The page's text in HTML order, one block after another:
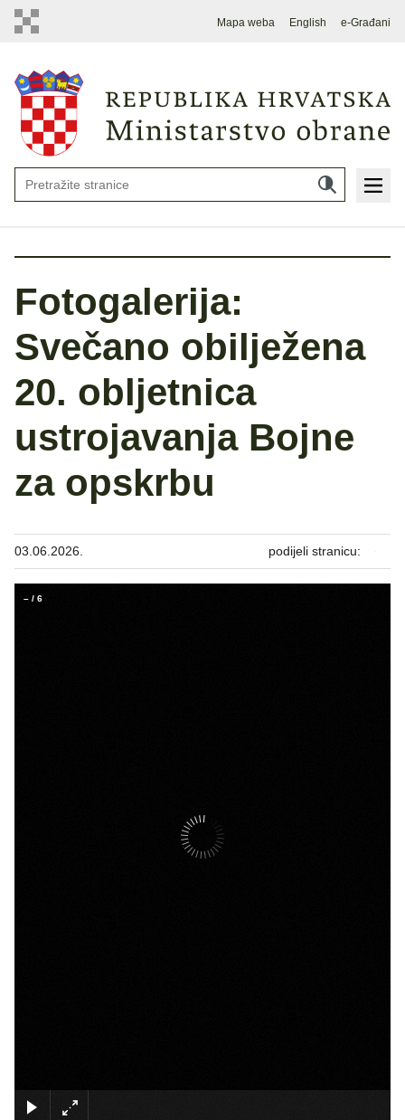
Mapa weba English e-Građani
Fotogalerija:
Svečano obilježena
20. obljetnica
ustrojavanja Bojne
za opskrbu
03.06.2026. podijeli stranicu:
– / 6